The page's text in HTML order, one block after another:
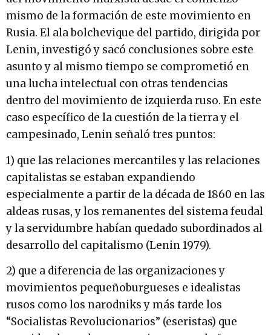
mismo de la formación de este movimiento en
Rusia. El ala bolchevique del partido, dirigida por
Lenin, investigó y sacó conclusiones sobre este
asunto y al mismo tiempo se comprometió en
una lucha intelectual con otras tendencias
dentro del movimiento de izquierda ruso. En este
caso específico de la cuestión de la tierra y el
campesinado, Lenin señaló tres puntos:
1) que las relaciones mercantiles y las relaciones
capitalistas se estaban expandiendo
especialmente a partir de la década de 1860 en las
aldeas rusas, y los remanentes del sistema feudal
y la servidumbre habían quedado subordinados al
desarrollo del capitalismo (Lenin 1979).
2) que a diferencia de las organizaciones y
movimientos pequeñoburgueses e idealistas
rusos como los narodniks y más tarde los
“Socialistas Revolucionarios” (eseristas) que